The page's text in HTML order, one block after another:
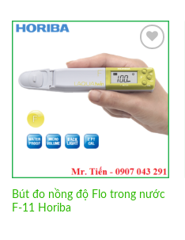
Add to
Wishlist
Bút đo nồng độ Flo trong nước
F-11 Horiba